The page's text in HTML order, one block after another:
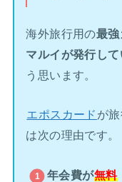
海外旅行用の最
マルイが発行して
う思います。
エポスカード が
は次の理由です。
年会費が無料